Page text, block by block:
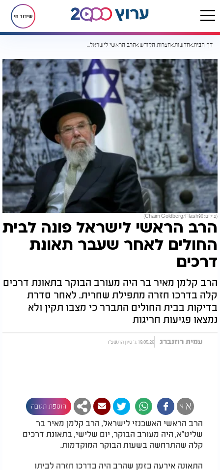
שידור חי
דף הבית חדשות חצרות הקודש הרב הראשי לישראל פונה לבית החולים לאחר שעבר תאונת דרכים
(צילום: Chaim Goldberg/Flash90)
הרב הראשי לישראל פונה לבית
החולים לאחר שעבר תאונת
דרכים
הרב קלמן מאיר בר היה מעורב הבוקר בתאונת דרכים
קלה בדרכו חזרה מתפילת שחרית. לאחר סדרת
בדיקות בבית החולים התברר כי מצבו תקין ולא
נמצאו פגיעות חריגות
עמית רוזנברג 19.05.26 ג' סיון התשפ"ו
א א הוספת תגובה
הרב הראשי האשכנזי לישראל, הרב קלמן מאיר בר
שליט"א, היה מעורב הבוקר, יום שלישי, בתאונת דרכים
קלה שהתרחשה בשעות הבוקר המוקדמות.
התאונה אירעה בזמן שהרב היה בדרכו חזרה לביתו